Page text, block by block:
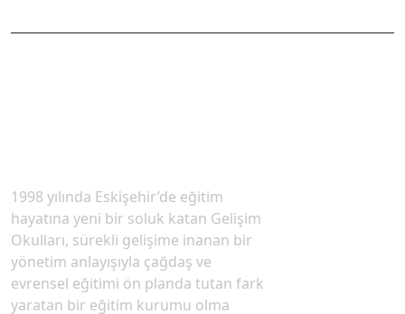
1998 yılında Eskişehir’de eğitim
hayatına yeni bir soluk katan Gelişim
Okulları, sürekli gelişime inanan bir
yönetim anlayışıyla çağdaş ve
evrensel eğitimi ön planda tutan fark
yaratan bir eğitim kurumu olma